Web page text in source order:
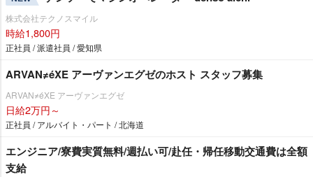
株式会社テクノスマイル
時給1,800円
正社員 / 派遣社員 / 愛知県
ARVAN≠éXE アーヴァンエグゼのホスト スタッフ募集
ARVAN≠éXE アーヴァンエグゼ
日給2万円～
正社員 / アルバイト・パート / 北海道
エンジニア/寮費実質無料/週払い可/赴任・帰任移動交通費は全額
支給